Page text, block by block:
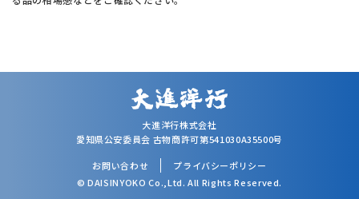
大進洋行株式会社
愛知県公安委員会 古物商許可第541030A35500号
お問い合わせ
プライバシーポリシー
© DAISINYOKO Co.,Ltd. All Rights Reserved.